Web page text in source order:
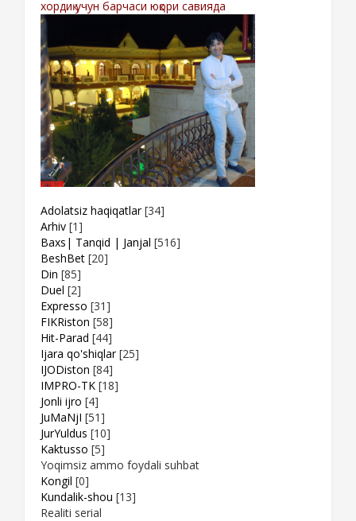
хордиқ учун барчаси юқори савияда
Adolatsiz haqiqatlar [34]
Arhiv [1]
Baxs| Tanqid | Janjal [516]
BeshBet [20]
Din [85]
Duel [2]
Expresso [31]
FIKRiston [58]
Hit-Parad [44]
Ijara qo'shiqlar [25]
IJODiston [84]
IMPRO-TK [18]
Jonli ijro [4]
JuMaNjI [51]
JurYuldus [10]
Kaktusso [5]
Yoqimsiz ammo foydali suhbat
Kongil [0]
Kundalik-shou [13]
Realiti serial